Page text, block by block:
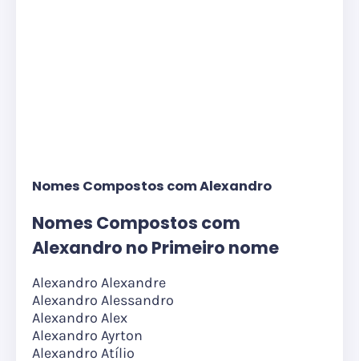
Nomes Compostos com Alexandro
Nomes Compostos com
Alexandro no Primeiro nome
Alexandro Alexandre
Alexandro Alessandro
Alexandro Alex
Alexandro Ayrton
Alexandro Atílio